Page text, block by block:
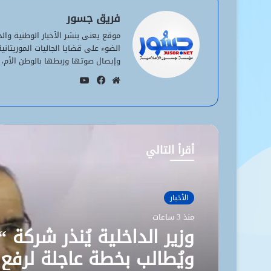
فريق جسور
موقع يعنى بنشر الأخبار الوطنية
الضوء على قضايا الجاليات
وإيصال صوتها وربطها بالوطن
الويب
أقرأ التالي
الأخبار
منذ 3 ساعات
وزير الداخلية يُنذر شركة
ويُطالب بخطة عاجلة لرفع
الأخبار
منذ 3 ساعات